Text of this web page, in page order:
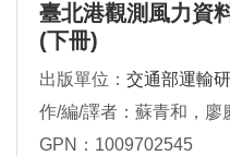
臺北港觀測風力資
(下冊)
出版單位： 交通部運輸
作/編/譯者：蘇青和，廖
GPN：1009702545